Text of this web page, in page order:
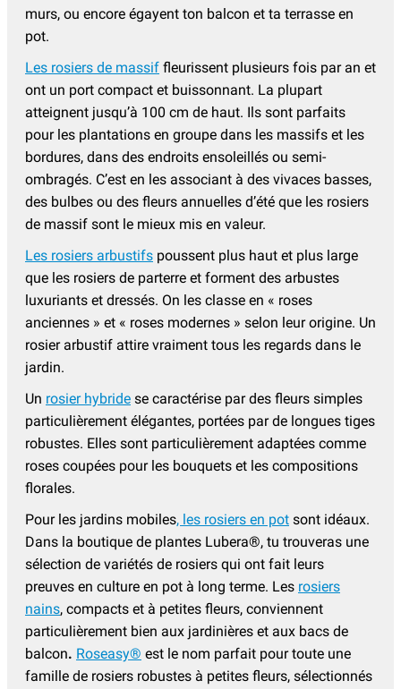
murs, ou encore égayent ton balcon et ta terrasse en
pot.
Les rosiers de massif fleurissent plusieurs fois par an et
ont un port compact et buissonnant. La plupart
atteignent jusqu’à 100 cm de haut. Ils sont parfaits
pour les plantations en groupe dans les massifs et les
bordures, dans des endroits ensoleillés ou semi-
ombragés. C’est en les associant à des vivaces basses,
des bulbes ou des fleurs annuelles d’été que les rosiers
de massif sont le mieux mis en valeur.
Les rosiers arbustifs poussent plus haut et plus large
que les rosiers de parterre et forment des arbustes
luxuriants et dressés. On les classe en « roses
anciennes » et « roses modernes » selon leur origine. Un
rosier arbustif attire vraiment tous les regards dans le
jardin.
Un rosier hybride se caractérise par des fleurs simples
particulièrement élégantes, portées par de longues tiges
robustes. Elles sont particulièrement adaptées comme
roses coupées pour les bouquets et les compositions
florales.
Pour les jardins mobiles, les rosiers en pot sont idéaux.
Dans la boutique de plantes Lubera®, tu trouveras une
sélection de variétés de rosiers qui ont fait leurs
preuves en culture en pot à long terme. Les rosiers
nains, compacts et à petites fleurs, conviennent
particulièrement bien aux jardinières et aux bacs de
balcon. Roseasy® est le nom parfait pour toute une
famille de rosiers robustes à petites fleurs, sélectionnés